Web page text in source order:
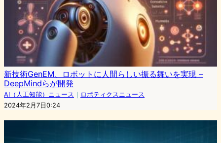
新技術GenEM、ロボットに人間らしい振る舞いを実現 –
DeepMindらが開発
AI（人工知能）ニュース ｜ ロボティクスニュース
2024年2月7日0:24